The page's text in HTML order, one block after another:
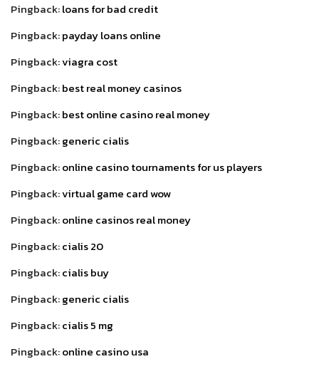
Pingback:loans for bad credit
Pingback:payday loans online
Pingback:viagra cost
Pingback:best real money casinos
Pingback:best online casino real money
Pingback:generic cialis
Pingback:online casino tournaments for us players
Pingback:virtual game card wow
Pingback:online casinos real money
Pingback:cialis 20
Pingback:cialis buy
Pingback:generic cialis
Pingback:cialis 5 mg
Pingback:online casino usa